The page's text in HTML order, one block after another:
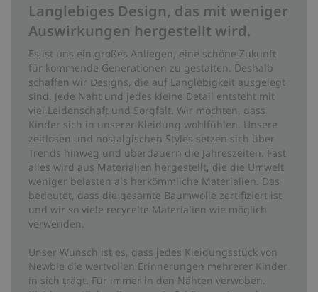
Langlebiges Design, das mit weniger
Auswirkungen hergestellt wird.
Es ist uns ein großes Anliegen, eine schöne Zukunft
für kommende Generationen zu gestalten. Deshalb
schaffen wir Designs, die auf Langlebigkeit ausgelegt
sind. Jede Naht und jedes kleine Detail entsteht mit
viel Leidenschaft und Sorgfalt. Wir möchten, dass
Kinder sich in unserer Kleidung wohlfühlen. Unsere
zeitlosen und nostalgischen Styles setzen sich über
Trends hinweg und überdauern die Jahreszeiten. Fast
alles wird aus Materialien hergestellt, die die Umwelt
weniger belasten als herkömmliche Materialien. Das
bedeutet, dass die gesamte Baumwolle zertifiziert ist
und wir so viele recycelte Materialien wie möglich
verwenden.
Unser Wunsch ist es, dass jedes Kleidungsstück von
Newbie die wertvollen Erinnerungen mehrerer Kinder
in sich trägt. Für immer in den Nähten verwoben.